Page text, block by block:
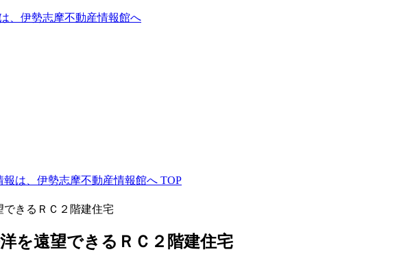
は、伊勢志摩不動産情報館へ TOP
きるＲＣ２階建住宅
を遠望できるＲＣ２階建住宅